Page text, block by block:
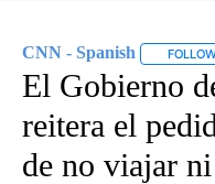
CNN - Spanish
El Gobierno
reitera el
de no viajar